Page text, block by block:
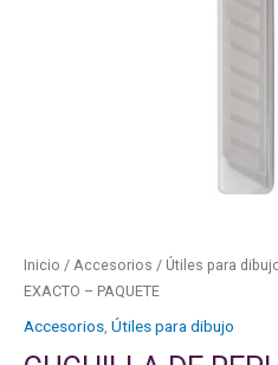
Inicio / Accesorios / Útiles para
EXACTO – PAQUETE
Accesorios, Útiles para dibujo